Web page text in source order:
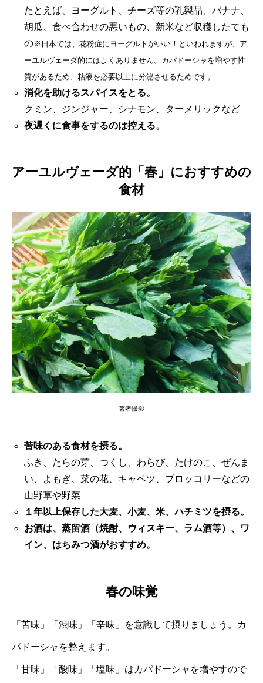
たとえば、ヨーグルト、チーズ等の乳製品、バナナ、
胡瓜、食べ合わせの悪いもの、新米など収穫したても
の※日本では、花粉症にヨーグルトがいい！といわれますが、ア
ーユルヴェーダ的にはよくありません。カパドーシャを増やす性
質があるため、粘液を必要以上に分泌させるためです。
消化を助けるスパイスをとる。
クミン、ジンジャー、シナモン、ターメリックなど
夜遅くに食事をするのは控える。
アーユルヴェーダ的「春」におすすめの
食材
著者撮影
苦味のある食材を摂る。
ふき、たらの芽、つくし、わらび、たけのこ、ぜんま
い、よもぎ、菜の花、キャベツ、ブロッコリーなどの
山野草や野菜
１年以上保存した大麦、小麦、米、ハチミツを摂る。
お酒は、蒸留酒（焼酎、ウィスキー、ラム酒等）、ワ
イン、はちみつ酒がおすすめ。
春の味覚
「苦味」「渋味」「辛味」を意識して摂りましょう。カ
パドーシャを整えます。
「甘味」「酸味」「塩味」はカパドーシャを増やすので